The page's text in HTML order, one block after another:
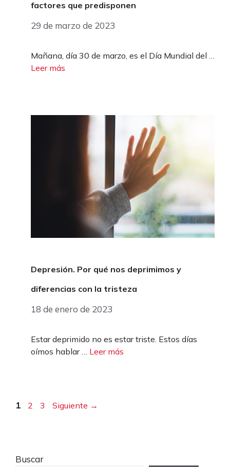
factores que predisponen
29 de marzo de 2023
Mañana, día 30 de marzo, es el Día Mundial del …
Leer más
Depresión. Por qué nos deprimimos y
diferencias con la tristeza
18 de enero de 2023
Estar deprimido no es estar triste. Estos días
oímos hablar … Leer más
Página
1 Página
2 Página
3 Siguiente →
Buscar